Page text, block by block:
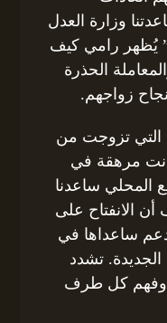
وزارة العدل
يُظهر رامي كيف
الحذرة
زواجهم.
التي تزوجت من
مرهقة في
المحلي ساعدنا
الانفتاح على
دعم ساعداها في
الجديدة. تشدد
وفهم كل طرف